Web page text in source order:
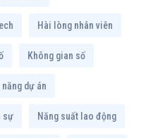
Hài lòng nhân viên
Không gian số
năng dự án
sự Năng suất lao động